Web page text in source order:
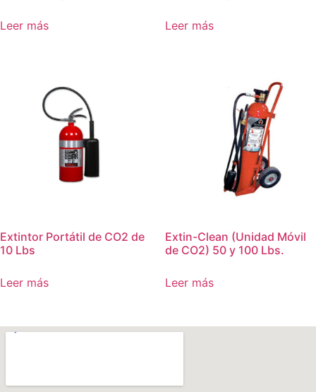
Leer más Leer más
Extintor Portátil de CO2 de
10 Lbs
Leer más
Extin-Clean (Unidad Móvil
de CO2) 50 y 100 Lbs.
Leer más